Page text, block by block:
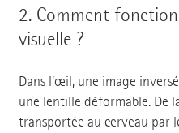
2. Comment
visuelle ?
Dans l’œil, une image
une lentille déformable. De
transportée au cerveau par